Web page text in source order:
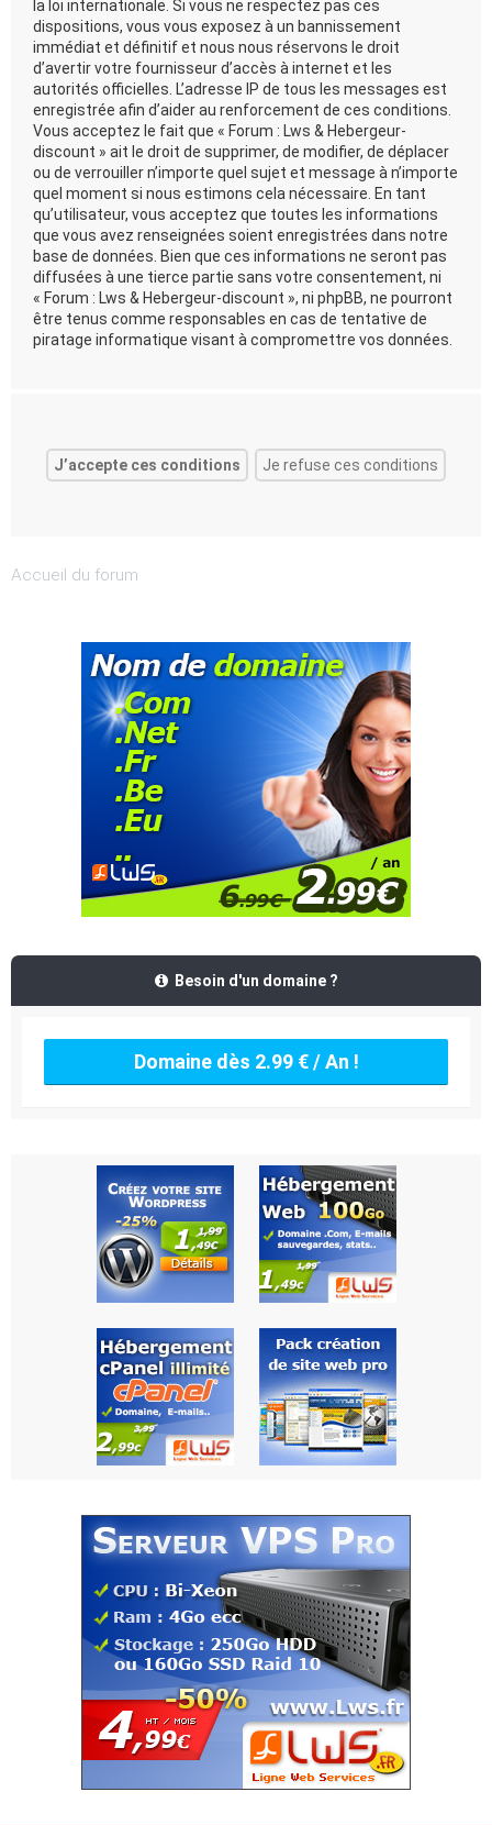
la loi internationale. Si vous ne respectez pas ces
dispositions, vous vous exposez à un bannissement
immédiat et définitif et nous nous réservons le droit
d’avertir votre fournisseur d’accès à internet et les
autorités officielles. L’adresse IP de tous les messages est
enregistrée afin d’aider au renforcement de ces conditions.
Vous acceptez le fait que « Forum : Lws & Hebergeur-
discount » ait le droit de supprimer, de modifier, de déplacer
ou de verrouiller n’importe quel sujet et message à n’importe
quel moment si nous estimons cela nécessaire. En tant
qu’utilisateur, vous acceptez que toutes les informations
que vous avez renseignées soient enregistrées dans notre
base de données. Bien que ces informations ne seront pas
diffusées à une tierce partie sans votre consentement, ni
« Forum : Lws & Hebergeur-discount », ni phpBB, ne pourront
être tenus comme responsables en cas de tentative de
piratage informatique visant à compromettre vos données.
Accueil du forum
Besoin d'un domaine ?
Domaine dès 2.99 € / An !